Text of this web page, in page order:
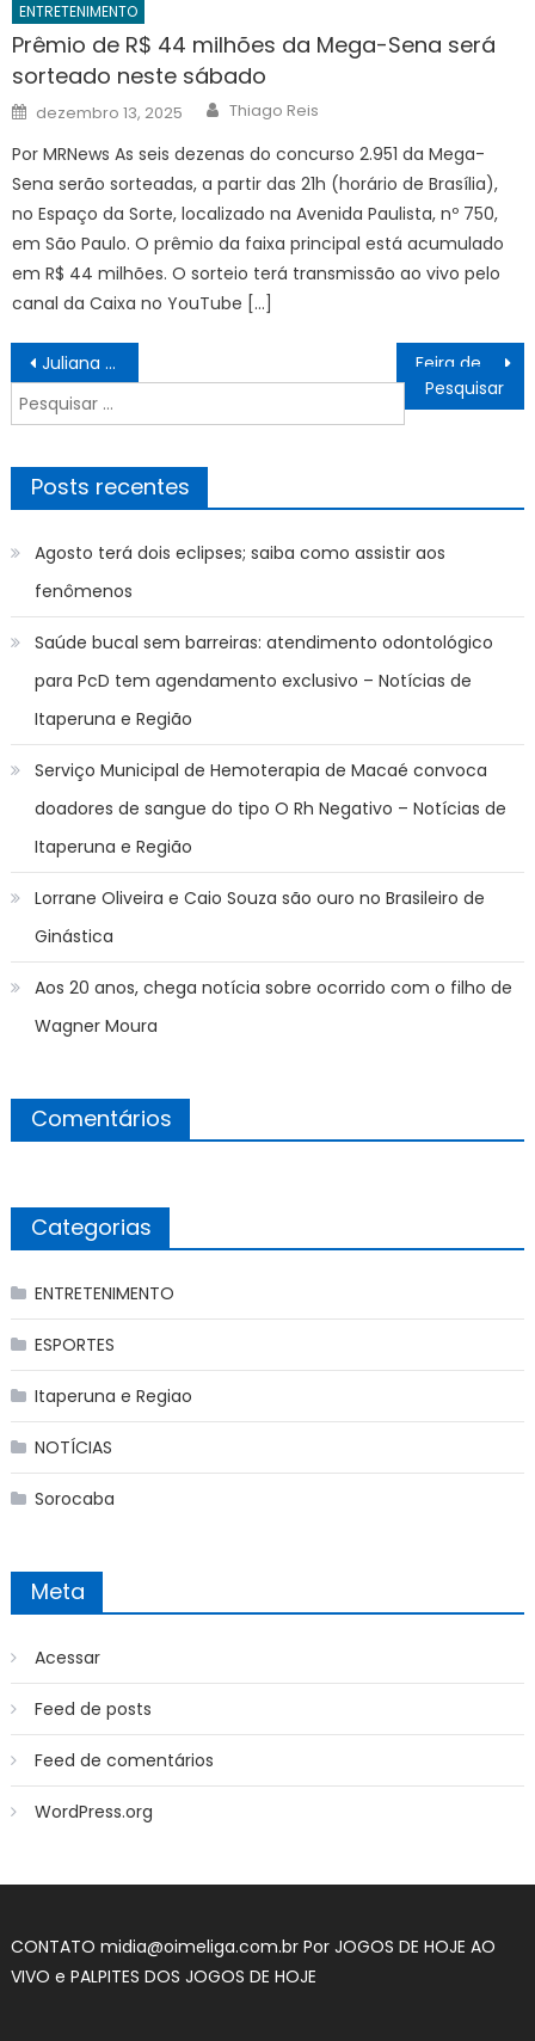
ENTRETENIMENTO
Prêmio de R$ 44 milhões da Mega-Sena será
sorteado neste sábado
Posted
on
dezembro 13, 2025 Author
Thiago Reis
Por MRNews As seis dezenas do concurso 2.951 da Mega-
Sena serão sorteadas, a partir das 21h (horário de Brasília),
no Espaço da Sorte, localizado na Avenida Paulista, nº 750,
em São Paulo. O prêmio da faixa principal está acumulado
em R$ 44 milhões. O sorteio terá transmissão ao vivo pelo
canal da Caixa no YouTube […]
Navegação
de
Post
Juliana e Filipe Mota são os porta-bandeiras do Brasil
Pesquisar
por:
Posts recentes
Agosto terá dois eclipses; saiba como assistir aos
fenômenos
Saúde bucal sem barreiras: atendimento odontológico
para PcD tem agendamento exclusivo – Notícias de
Itaperuna e Região
Serviço Municipal de Hemoterapia de Macaé convoca
doadores de sangue do tipo O Rh Negativo – Notícias de
Itaperuna e Região
Lorrane Oliveira e Caio Souza são ouro no Brasileiro de
Ginástica
Aos 20 anos, chega notícia sobre ocorrido com o filho de
Wagner Moura
Comentários
Categorias
ENTRETENIMENTO
ESPORTES
Itaperuna e Regiao
NOTÍCIAS
Sorocaba
Meta
Acessar
Feed de posts
Feed de comentários
WordPress.org
CONTATO midia@oimeliga.com.brPor JOGOS DE HOJE AO
VIVO e PALPITES DOS JOGOS DE HOJE